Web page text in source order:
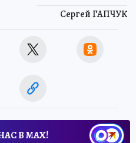
Сергей ГАПЧУК
В МАХ!